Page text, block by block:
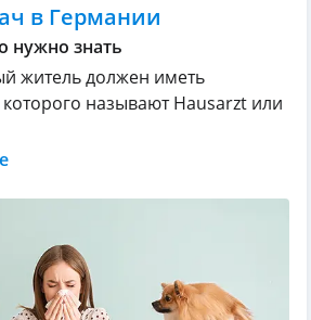
в Германии
нужно знать
житель должен иметь
называют Hausarzt или